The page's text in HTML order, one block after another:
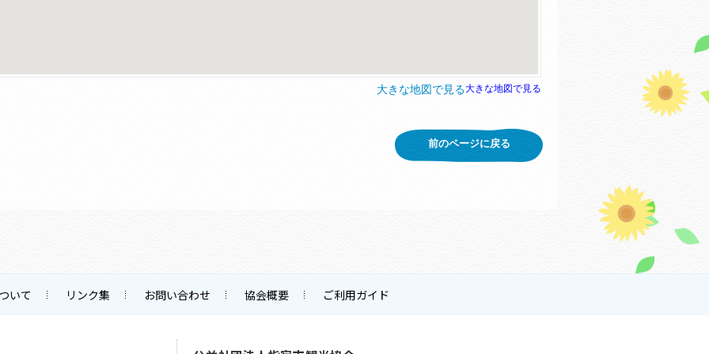
大きな地図で見る
大きな地図で見る
前のページに戻る
いて リンク集 お問い合わせ 協会概要 ご利用ガイド